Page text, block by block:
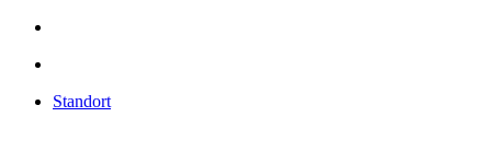
Standort